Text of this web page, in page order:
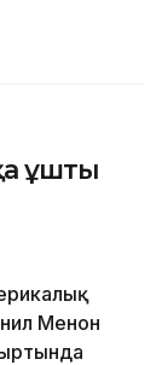
ұшты
Менон